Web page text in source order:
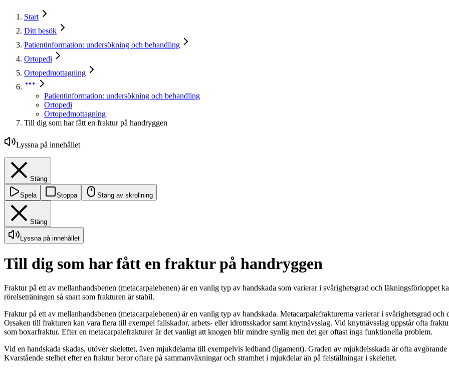
Start
Ditt besök
Patientinformation: undersökning och behandling
Ortopedi
Ortopedmottagning
Patientinformation: undersökning och behandling
Ortopedi
Ortopedmottagning
Till dig som har fått en fraktur på handryggen
Lyssna på innehållet
Stäng
Spela Stoppa Stäng av skrollning
Stäng
Lyssna på innehållet
Till dig som har fått en fraktur på handryggen
Fraktur på ett av mellanhandsbenen (metacarpalebenen) är en vanlig typ av handskada som varierar i svårighetsgrad och läkningsförloppet
rörelseträningen så snart som frakturen är stabil.
Fraktur på ett av mellanhandsbenen (metacarpalebenen) är en vanlig typ av handskada. Metacarpalefrakturerna varierar i svårighetsgrad
Orsaken till frakturen kan vara flera till exempel fallskador, arbets- eller idrottsskador samt knytnävsslag. Vid knytnävsslag uppstår ofta
som boxarfraktur. Efter en metacarpalefrakturer är det vanligt att knogen blir mindre synlig men det ger oftast inga funktionella problem.
Vid en handskada skadas, utöver skelettet, även mjukdelarna till exempelvis ledband (ligament). Graden av mjukdelsskada är ofta
Kvarstående stelhet efter en fraktur beror oftare på sammanväxningar och stramhet i mjukdelar än på felställningar i skelettet.